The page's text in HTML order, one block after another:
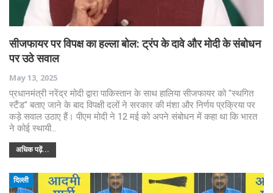
सीजफायर पर विपक्ष का हल्ला बोल: ट्रंप के दावे और मोदी के संबोधन
पर उठे सवाल
May 13, 2025
प्रधानमंत्री नरेंद्र मोदी द्वारा पाकिस्तान के साथ हालिया सीजफायर को "स्थगित
स्टैंड" बताए जाने के बाद विपक्षी दलों ने सरकार की मंशा और निर्णय प्रक्रिया पर
कड़े सवाल उठाए हैं। पीएम मोदी ने 12 मई को अपने संबोधन में कहा था कि भारत
ने कोई स्थायी…
अधिक पढ़ें...
दिल्ली